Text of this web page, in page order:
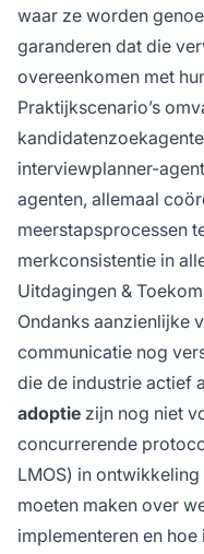
waar ze worden
garanderen dat die
overeenkomen met
Praktijkscenario’s
interviewplanner-
agenten, allemaal
meerstapsprocessen
merkconsistentie in
Uitdagingen &
Ondanks aanzienlijke
communicatie nog
die de industrie actief
adoptie zijn nog niet
concurrerende
LMOS) in
moeten maken over
implementeren en